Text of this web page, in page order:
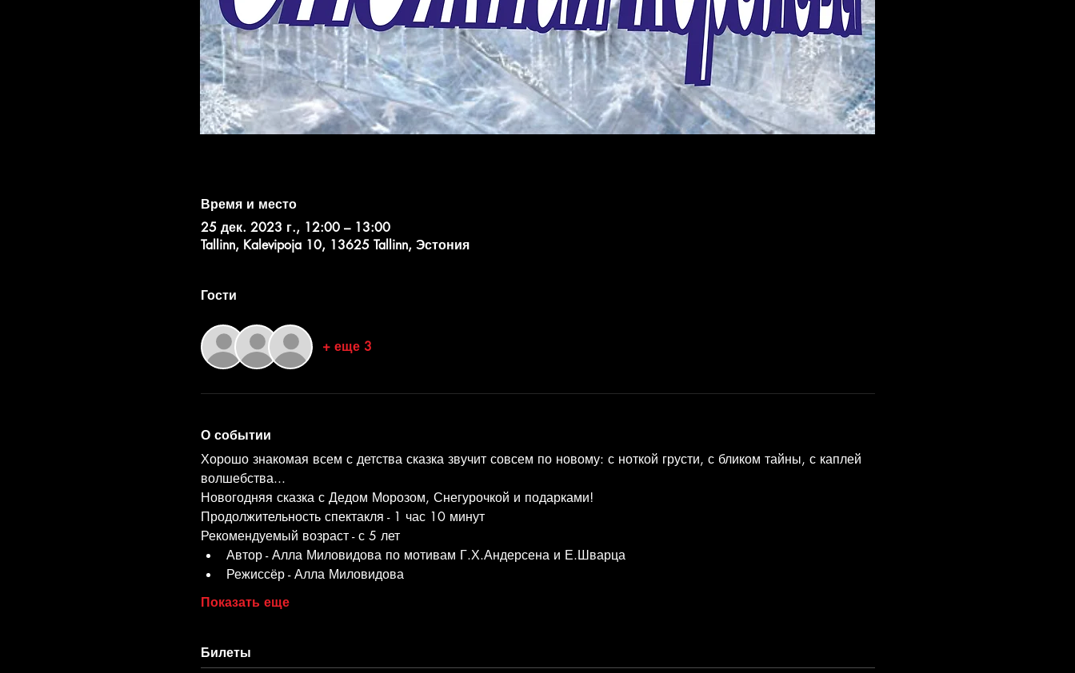
Время и место
25 дек. 2023 г., 12:00 – 13:00
Tallinn, Kalevipoja 10, 13625 Tallinn, Эстония
Гости
+ еще 3
О событии
Хорошо знакомая всем с детства сказка звучит совсем по новому: с ноткой грусти, с бликом тайны, с каплей
волшебства...
Новогодняя сказка с Дедом Морозом, Снегурочкой и подарками!
Продолжительность спектакля - 1 час 10 минут
Рекомендуемый возраст - с 5 лет
Автор - Алла Миловидова по мотивам Г.Х.Андерсена и Е.Шварца
Режиссёр - Алла Миловидова
Показать еще
Билеты